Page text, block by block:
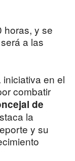
horas, y se
a las
en el
combatir
de
la
y su